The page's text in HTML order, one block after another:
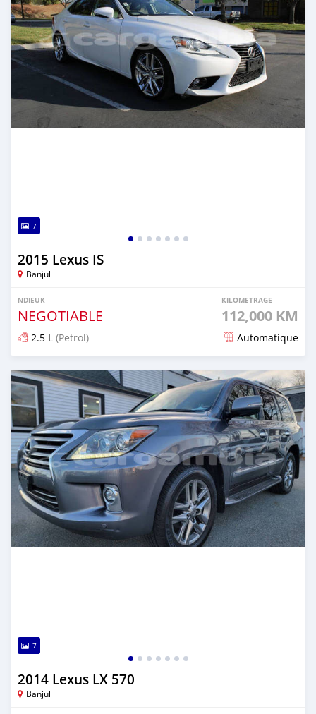
7
2015 Lexus IS
Banjul
NDIEUK
NEGOTIABLE
KILOMETRAGE
112,000 KM
2.5 L (Petrol) Automatique
Dougal na niou ko depuis over 1 years
7
2014 Lexus LX 570
Banjul